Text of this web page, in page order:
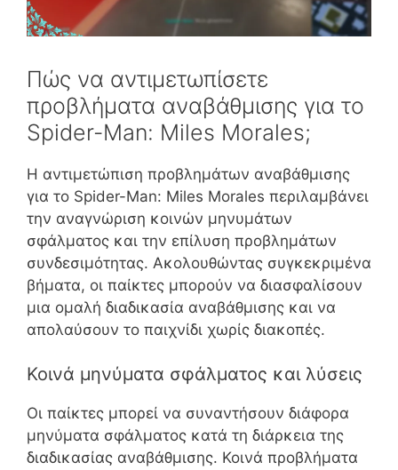
Πώς να αντιμετωπίσετε
προβλήματα αναβάθμισης για το
Spider-Man: Miles Morales;
Η αντιμετώπιση προβλημάτων αναβάθμισης
για το Spider-Man: Miles Morales περιλαμβάνει
την αναγνώριση κοινών μηνυμάτων
σφάλματος και την επίλυση προβλημάτων
συνδεσιμότητας. Ακολουθώντας συγκεκριμένα
βήματα, οι παίκτες μπορούν να διασφαλίσουν
μια ομαλή διαδικασία αναβάθμισης και να
απολαύσουν το παιχνίδι χωρίς διακοπές.
Κοινά μηνύματα σφάλματος και λύσεις
Οι παίκτες μπορεί να συναντήσουν διάφορα
μηνύματα σφάλματος κατά τη διάρκεια της
διαδικασίας αναβάθμισης. Κοινά προβλήματα